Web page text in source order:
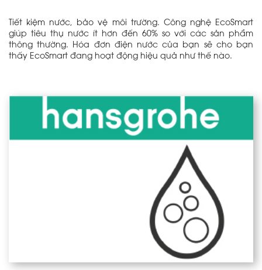
Tiết kiệm nước, bảo vệ môi trường. Công nghệ EcoSmart
giúp tiêu thụ nước ít hơn đến 60% so với các sản phẩm
thông thường. Hóa đơn điện nước của bạn sẽ cho bạn
thấy EcoSmart đang hoạt động hiệu quả như thế nào.